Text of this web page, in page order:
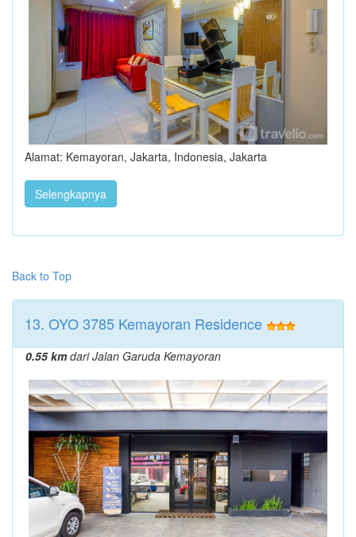
Alamat: Kemayoran, Jakarta, Indonesia, Jakarta
Selengkapnya
Back to Top
13. OYO 3785 Kemayoran Residence
0.55 kmdari Jalan Garuda Kemayoran